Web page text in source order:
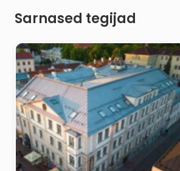
Sarnased tegijad